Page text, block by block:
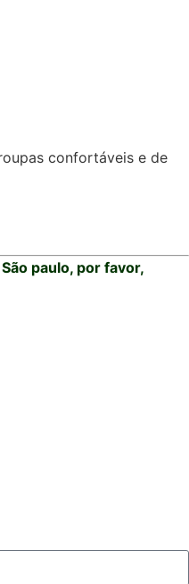
confortáveis e de
paulo, por favor,